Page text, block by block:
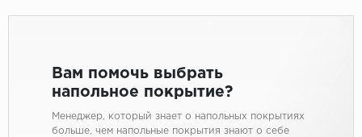
Вам помочь выбрать
напольное покрытие?
Менеджер, который знает о напольных покрытиях
больше, чем напольные покрытия знают о себе